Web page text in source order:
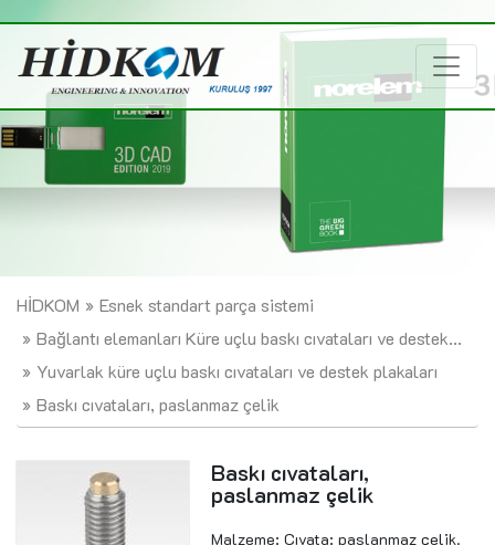
HİDKOM
Esnek standart parça sistemi
Bağlantı elemanları Küre uçlu baskı cıvataları ve destek...
Yuvarlak küre uçlu baskı cıvataları ve destek plakaları
Baskı cıvataları, paslanmaz çelik
Baskı cıvataları,
paslanmaz çelik
Malzeme: Cıvata: paslanmaz çelik.